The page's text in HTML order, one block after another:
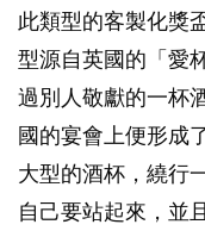
此類型的客製化獎
型源自英國的「愛
過別人敬獻的一杯
國的宴會上便形成
大型的酒杯，繞行
自己要站起來，並